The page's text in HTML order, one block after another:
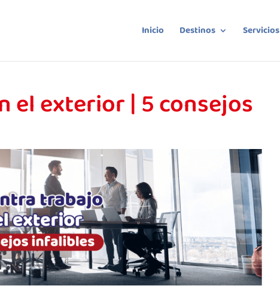
Inicio Destinos Servicios
el exterior | 5 consejos